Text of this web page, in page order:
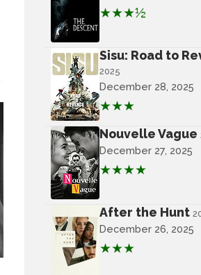
★★★½
Sisu: Road to
2025
December 28, 2025
★★★
Nouvelle Vague
December 27, 2025
★★★★
After the Hunt
December 26, 2025
★★★